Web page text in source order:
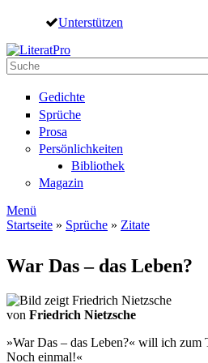
Direkt zum Inhalt
Unterstützen
Suche
Gedichte
Sprüche
Prosa
Persönlichkeiten
Bibliothek
Magazin
Menü
Startseite » Sprüche » Zitate
War Das – das Leben?
von Friedrich Nietzsche
»War Das – das Leben?« will ich zum
Noch einmal!«